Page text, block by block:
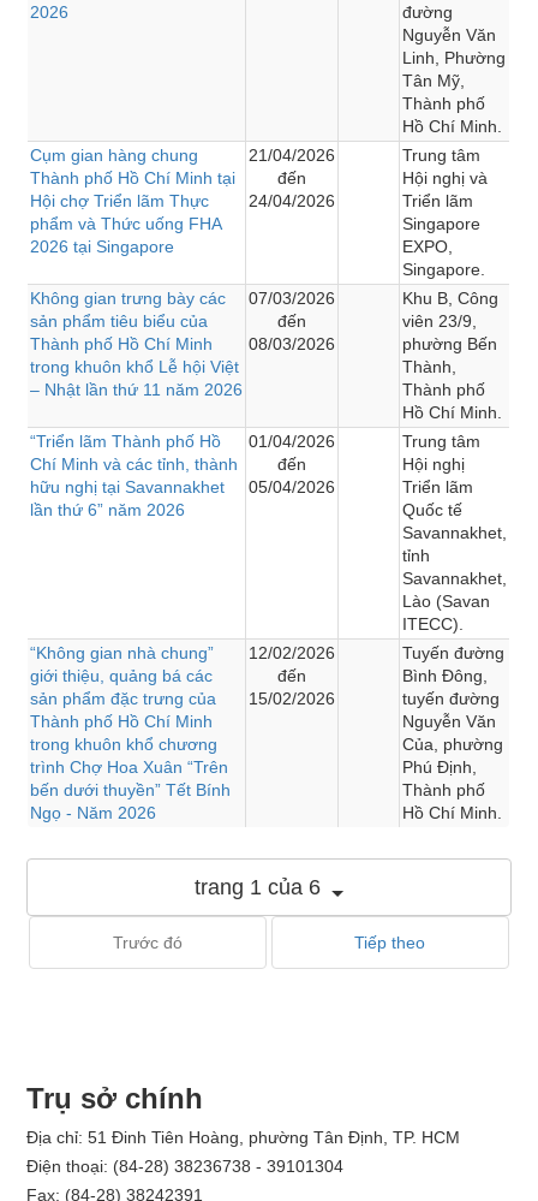
2026
đường
Nguyễn Văn
Linh, Phường
Tân Mỹ,
Thành phố
Hồ Chí Minh.
Cụm gian hàng chung
Thành phố Hồ Chí Minh tại
Hội chợ Triển lãm Thực
phẩm và Thức uống FHA
2026 tại Singapore
21/04/2026
đến
24/04/2026
Trung tâm
Hội nghị và
Triển lãm
Singapore
EXPO,
Singapore.
Không gian trưng bày các
sản phẩm tiêu biểu của
Thành phố Hồ Chí Minh
trong khuôn khổ Lễ hội Việt
– Nhật lần thứ 11 năm 2026
07/03/2026
đến
08/03/2026
Khu B, Công
viên 23/9,
phường Bến
Thành,
Thành phố
Hồ Chí Minh.
“Triển lãm Thành phố Hồ
Chí Minh và các tỉnh, thành
hữu nghị tại Savannakhet
lần thứ 6” năm 2026
01/04/2026
đến
05/04/2026
Trung tâm
Hội nghị
Triển lãm
Quốc tế
Savannakhet,
tỉnh
Savannakhet,
Lào (Savan
ITECC).
“Không gian nhà chung”
giới thiệu, quảng bá các
sản phẩm đặc trưng của
Thành phố Hồ Chí Minh
trong khuôn khổ chương
trình Chợ Hoa Xuân “Trên
bến dưới thuyền” Tết Bính
Ngọ - Năm 2026
12/02/2026
đến
15/02/2026
Tuyến đường
Bình Đông,
tuyến đường
Nguyễn Văn
Của, phường
Phú Định,
Thành phố
Hồ Chí Minh.
trang 1 của 6
Trước đó Tiếp theo
Trụ sở chính
Địa chỉ: 51 Đinh Tiên Hoàng, phường Tân Định, TP. HCM
Điện thoại: (84-28) 38236738 - 39101304
Fax: (84-28) 38242391